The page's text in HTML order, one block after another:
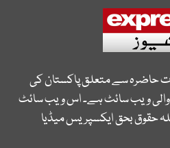
حاضرہ سے متعلق پاکستان کی
ویب سائٹ ہے۔ اس ویب سائٹ
حقوق بحق ایکسپریس میڈیا